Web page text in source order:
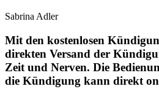
Sabrina Adler
Mit den kostenlosen
direkten Versand der
Zeit und Nerven. Die
die Kündigung kann direkt